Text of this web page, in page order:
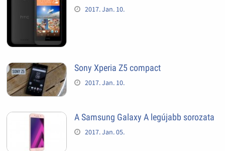
2017. Jan. 10.
Sony Xperia Z5 compact
2017. Jan. 10.
A Samsung Galaxy A legújabb sorozata
2017. Jan. 05.